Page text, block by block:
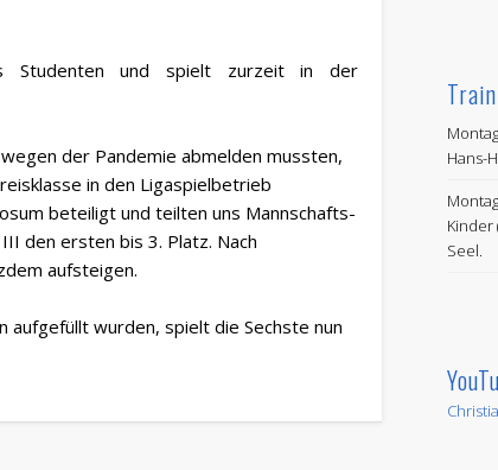
Studenten und spielt zurzeit in der
der Pandemie abmelden mussten,
in den Ligaspielbetrieb
beteiligt und teilten uns Mannschafts-
den ersten bis 3. Platz. Nach
aufsteigen.
aufgefüllt wurden, spielt die Sechste nun
Hans-
Kinder
Seel.